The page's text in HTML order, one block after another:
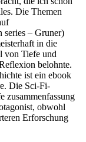
Die Themen
series – Gruner)
in die
von Tiefe und
belohnte.
ist ein ebook
Die Sci-Fi-
zusammenfassung
obwohl
Erforschung